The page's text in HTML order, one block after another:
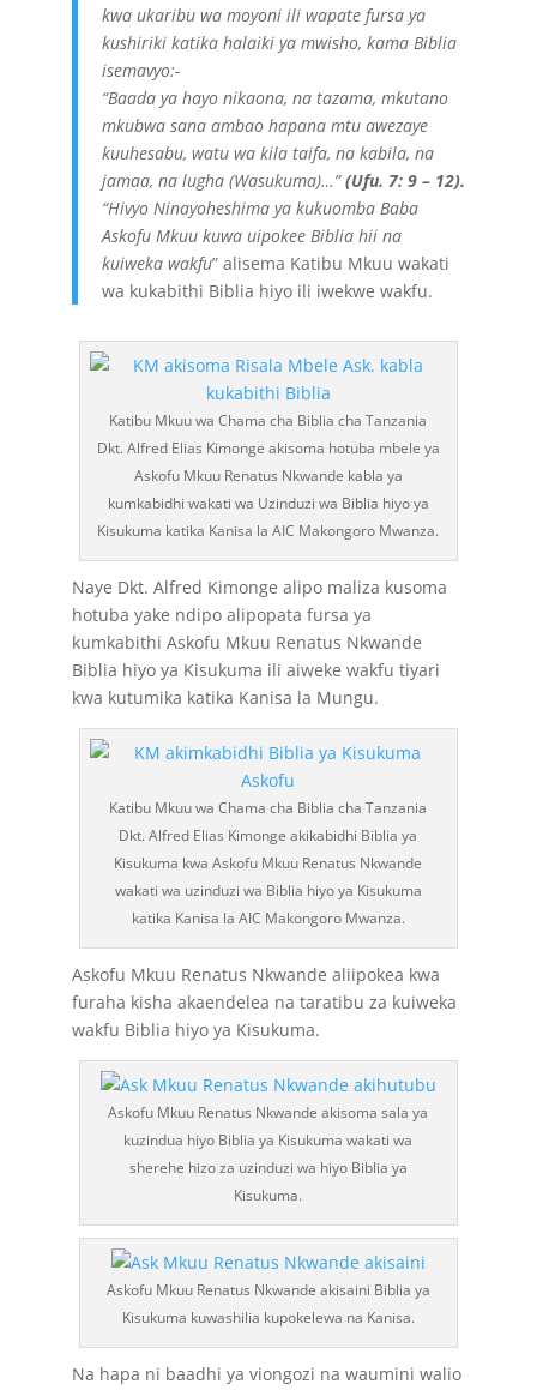
kwa ukaribu wa moyoni ili wapate fursa ya
kushiriki katika halaiki ya mwisho, kama Biblia
isemavyo:-
“Baada ya hayo nikaona, na tazama, mkutano
mkubwa sana ambao hapana mtu awezaye
kuuhesabu, watu wa kila taifa, na kabila, na
jamaa, na lugha (Wasukuma)…”(Ufu. 7: 9 – 12).
“Hivyo Ninayoheshima ya kukuomba Baba
Askofu Mkuu kuwa uipokee Biblia hii na
kuiweka wakfu” alisema Katibu Mkuu wakati
wa kukabithi Biblia hiyo ili iwekwe wakfu.
Katibu Mkuu wa Chama cha Biblia cha Tanzania
Dkt. Alfred Elias Kimonge akisoma hotuba mbele ya
Askofu Mkuu Renatus Nkwande kabla ya
kumkabidhi wakati wa Uzinduzi wa Biblia hiyo ya
Kisukuma katika Kanisa la AIC Makongoro Mwanza.
Naye Dkt. Alfred Kimonge alipo maliza kusoma
hotuba yake ndipo alipopata fursa ya
kumkabithi Askofu Mkuu Renatus Nkwande
Biblia hiyo ya Kisukuma ili aiweke wakfu tiyari
kwa kutumika katika Kanisa la Mungu.
Katibu Mkuu wa Chama cha Biblia cha Tanzania
Dkt. Alfred Elias Kimonge akikabidhi Biblia ya
Kisukuma kwa Askofu Mkuu Renatus Nkwande
wakati wa uzinduzi wa Biblia hiyo ya Kisukuma
katika Kanisa la AIC Makongoro Mwanza.
Askofu Mkuu Renatus Nkwande aliipokea kwa
furaha kisha akaendelea na taratibu za kuiweka
wakfu Biblia hiyo ya Kisukuma.
Askofu Mkuu Renatus Nkwande akisoma sala ya
kuzindua hiyo Biblia ya Kisukuma wakati wa
sherehe hizo za uzinduzi wa hiyo Biblia ya
Kisukuma.
Askofu Mkuu Renatus Nkwande akisaini Biblia ya
Kisukuma kuwashilia kupokelewa na Kanisa.
Na hapa ni baadhi ya viongozi na waumini walio